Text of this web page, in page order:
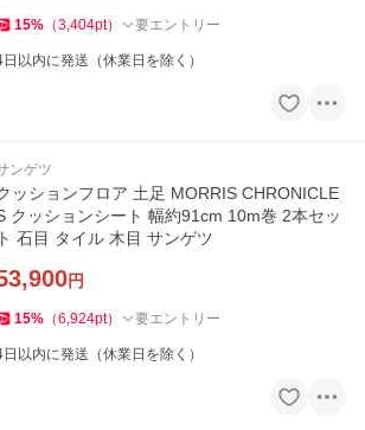
15% （3,404pt） 要エントリー
日以内に発送（休業日を除く）
ンゲツ
ッションフロア 土足 MORRIS CHRONICLE
クッションシート 幅約91cm 10m巻 2本セッ
ト 石目 タイル 木目 サンゲツ
円
15% （6,924pt） 要エントリー
日以内に発送（休業日を除く）